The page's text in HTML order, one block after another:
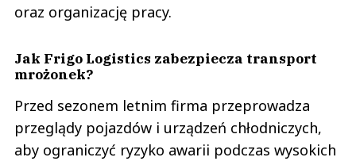
oraz organizację pracy.
Jak Frigo Logistics zabezpiecza transport
mrożonek?
Przed sezonem letnim firma przeprowadza
przeglądy pojazdów i urządzeń chłodniczych,
aby ograniczyć ryzyko awarii podczas wysokich